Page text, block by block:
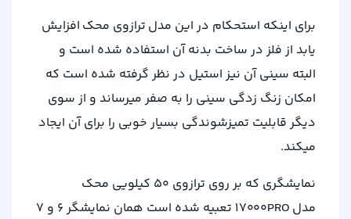
برای اینکه استحکام در این مدل ترازوی محک افزایش
یابد از فلز در ساخت بدنه آن استفاده شده است و
البته سینی آن نیز استیل در نظر گرفته شده است که
امکان زنگ زدگی سینی را به صفر میرساند و از سوی
دیگر قابلیت تمیزشوندگی بسیار خوبی را برای آن ایجاد
میکند.
نمایشگری که بر روی ترازوی 50 کیلویی محک
مدل 17000PRO تعبیه شده است همان نمایشگر 6 و 7